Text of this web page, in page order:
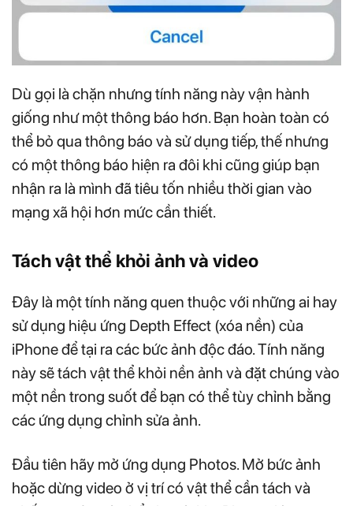
Dù gọi là chặn nhưng tính năng này vận hành
giống như một thông báo hơn. Bạn hoàn toàn có
thể bỏ qua thông báo và sử dụng tiếp, thế nhưng
có một thông báo hiện ra đôi khi cũng giúp bạn
nhận ra là mình đã tiêu tốn nhiều thời gian vào
mạng xã hội hơn mức cần thiết.
Tách vật thể khỏi ảnh và video
Đây là một tính năng quen thuộc với những ai hay
sử dụng hiệu ứng Depth Effect (xóa nền) của
iPhone để tại ra các bức ảnh độc đáo. Tính năng
này sẽ tách vật thể khỏi nền ảnh và đặt chúng vào
một nền trong suốt để bạn có thể tùy chỉnh bằng
các ứng dụng chỉnh sửa ảnh.
Đầu tiên hãy mở ứng dụng Photos. Mở bức ảnh
hoặc dừng video ở vị trí có vật thể cần tách và